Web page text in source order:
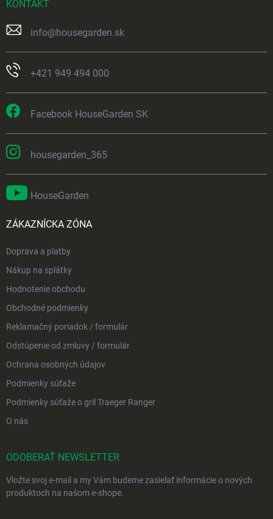
KONTAKT
info@housegarden.sk
+421 949 494 000
Facebook HouseGarden SK
housegarden_365
HouseGarden
ZÁKAZNÍCKA ZÓNA
Doprava a platby
Nákup na splátky
Hodnotenie obchodu
Obchodné podmienky
Reklamačný poriadok / formulár
Odstúpenie od zmluvy / formulár
Ochrana osobných údajov
Podmienky súťaže
Podmienky súťaže o gril Traeger Ranger
O nás
ODOBERAŤ NEWSLETTER
Vložte svoj e-mail a my Vám budeme zasielať informácie o nových
produktoch na našom e-shope.